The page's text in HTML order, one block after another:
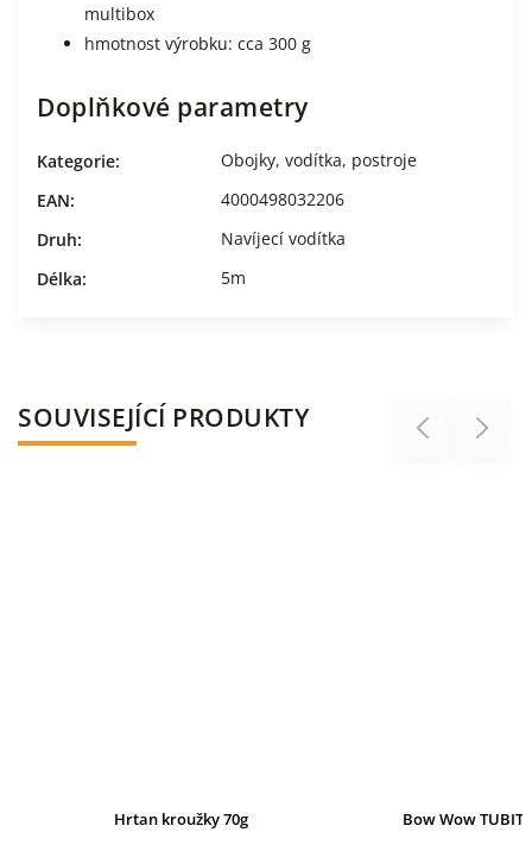
multibox
hmotnost výrobku: cca 300 g
Doplňkové parametry
Kategorie:
Obojky, vodítka, postroje
EAN:
4000498032206
Druh:
Navíjecí vodítka
Délka: 5m
SOUVISEJÍCÍ PRODUKTY Previous
Hrtan kroužky 70g Bow Wow
Next